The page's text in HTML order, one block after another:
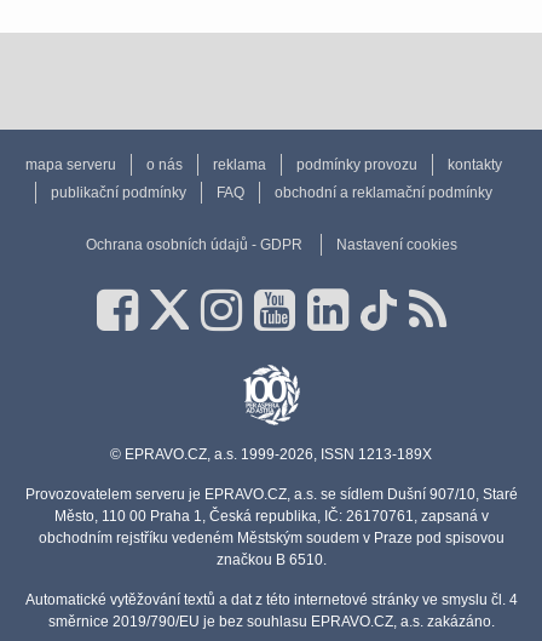
mapa serveru o nás reklama podmínky provozu
kontakty
publikační podmínky
FAQ obchodní a reklamační podmínky
Ochrana osobních údajů - GDPR Nastavení cookies
© EPRAVO.CZ, a.s. 1999-2026, ISSN 1213-189X
Provozovatelem serveru je EPRAVO.CZ, a.s. se sídlem Dušní 907/10, Staré
Město, 110 00 Praha 1, Česká republika, IČ: 26170761, zapsaná v
obchodním rejstříku vedeném Městským soudem v Praze pod spisovou
značkou B 6510.
Automatické vytěžování textů a dat z této internetové stránky ve smyslu čl. 4
směrnice 2019/790/EU je bez souhlasu EPRAVO.CZ, a.s. zakázáno.